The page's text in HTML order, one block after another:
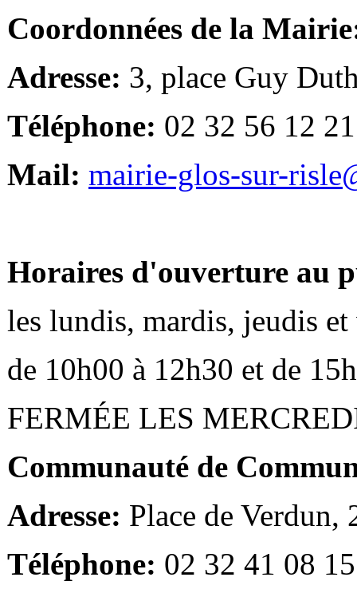
Coordonnées de la
Adresse: 3, place Guy
Téléphone: 02 32 56 12 21
Mail: mairie-glos-sur-
Horaires d'ouverture au
les lundis, mardis, jeudis et
de 10h00 à 12h30 et de
FERMÉE LES
Communauté de
Adresse: Place de Verdun,
Téléphone: 02 32 41 08 15